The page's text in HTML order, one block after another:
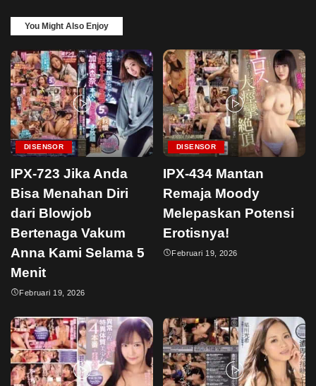
You Might Also Enjoy
DISENSOR
IPX-723 Jika Anda
Bisa Menahan Diri
dari Blowjob
Bertenaga Vakum
Anna Kami Selama 5
Menit
Februari 19, 2026
DISENSOR
IPX-434 Mantan
Remaja Moody
Melepaskan Potensi
Erotisnya!
Februari 19, 2026